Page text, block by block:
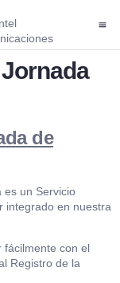
de
es un Servicio
integrado en nuestra
fácilmente con el
Registro de la